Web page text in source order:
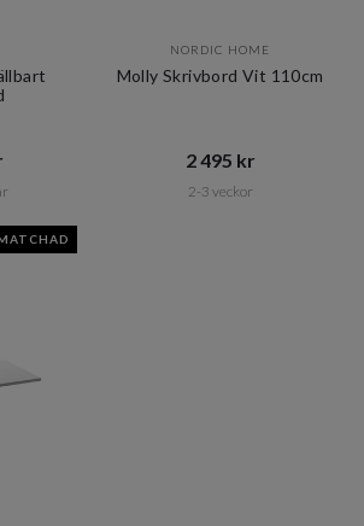
NORDIC HOME
Molly Skrivbord Vit 110cm
2 495 kr​​
2-3 veckor